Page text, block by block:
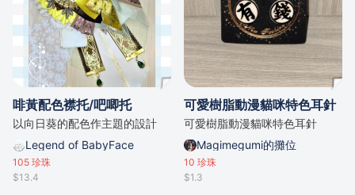
啡黃配色襟托/吧唧托
以向日葵的配色作主題的設計
Legend of BabyFace
105 珍珠
$13.4
可愛樹脂動漫貓咪特色耳針
可愛樹脂動漫貓咪特色耳針
Magimegumi的攤位
10 珍珠
$1.3